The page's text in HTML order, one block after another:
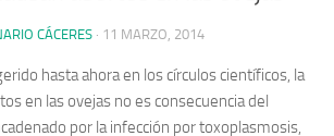
CÁCERES · 11 MARZO, 2014
hasta ahora en los círculos científicos, la
en las ovejas no es consecuencia del
por la infección por toxoplasmosis,